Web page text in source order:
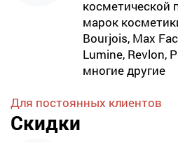
косметической
марок
Bourjois, Max
Lumine, Revlon,
многие другие
Для постоянных клиентов
Скидки